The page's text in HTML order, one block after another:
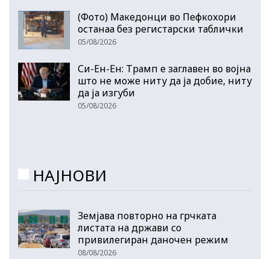
(Фото) Македонци во Пефкохори
останаа без регистарски таблички
05/08/2026
Си-Ен-Ен: Трамп е заглавен во војна
што не може ниту да ја добие, ниту
да ја изгуби
05/08/2026
НАЈНОВИ
Земјава повторно на грчката
листата на држави со
привилегиран даночен режим
08/08/2026